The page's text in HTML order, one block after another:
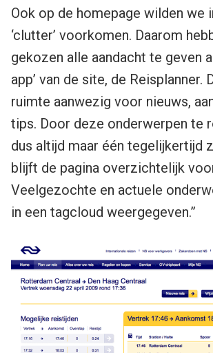
Ook op de homepage wilden we
‘clutter’ voorkomen. Daarom
gekozen alle aandacht te geven
app’ van de site, de Reisplanner.
ruimte aanwezig voor nieuws,
tips. Door deze onderwerpen te
dus altijd maar één tegelijkertijd
blijft de pagina overzichtelijk
Veelgezochte en actuele
in een tagcloud weergegeven.”